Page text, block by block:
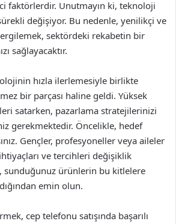
faktörlerdir. Unutmayın ki, teknoloji
değişiyor. Bu nedenle, yenilikçi ve
sektördeki rekabetin bir
sağlayacaktır.
hızla ilerlemesiyle birlikte
bir parçası haline geldi. Yüksek
satarken, pazarlama stratejilerinizi
gerekmektedir. Öncelikle, hedef
Gençler, profesyoneller veya aileler
ve tercihleri değişiklik
sunduğunuz ürünlerin bu kitlelere
emin olun.
cep telefonu satışında başarılı